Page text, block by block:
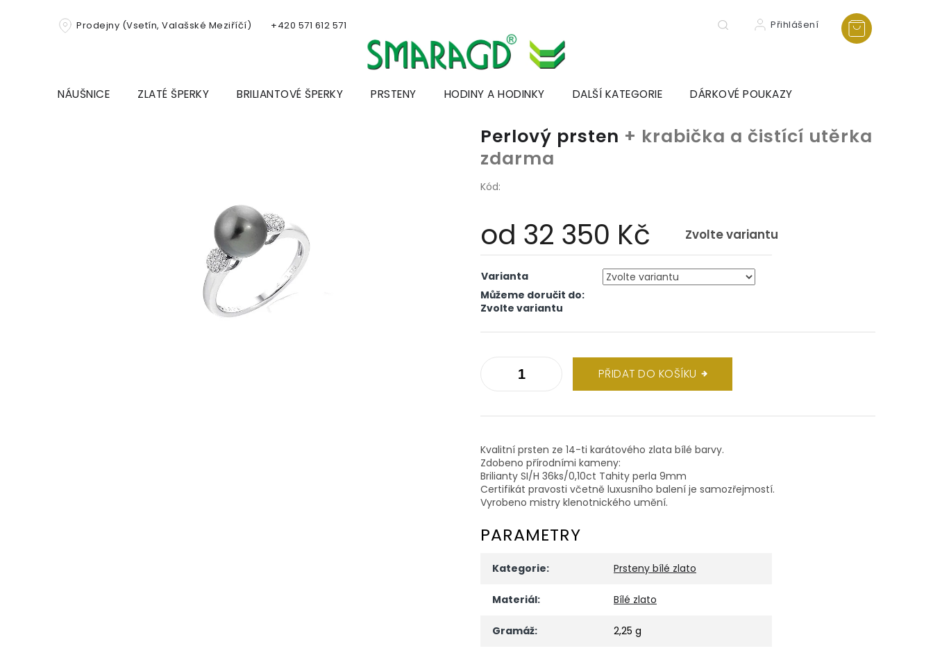
Prodejny (Vsetín, Valašské Meziříčí) +420 571 612 571 Přihlášení
NÁUŠNICE ZLATÉ ŠPERKY BRILIANTOVÉ ŠPERKY PRSTENY HODINY A HODINKY DALŠÍ KATEGORIE DÁRKOVÉ POUKAZY
Perlový prsten + krabička a čistící utěrka
zdarma
Kód:
od 32 350 Kč Zvolte variantu
cena:
Varianta
Můžeme doručit do:
Zvolte variantu
PŘIDAT DO KOŠÍKU
Kvalitní prsten ze 14-ti karátového zlata bílé barvy.
Zdobeno přírodními kameny:
Brilianty SI/H 36ks/0,10ct Tahity perla 9mm
Certifikát pravosti včetně luxusního balení je samozřejmostí.
Vyrobeno mistry klenotnického umění.
PARAMETRY
Kategorie: Prsteny bílé zlato
Materiál: Bílé zlato
Gramáž: 2,25 g